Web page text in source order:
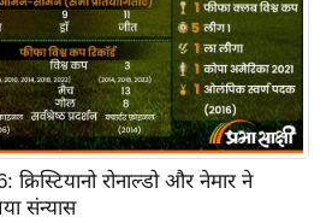
रोनाल्डो और नेमार ने
संन्यास